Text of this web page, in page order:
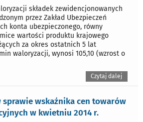
składek zewidencjonowanych
przez Zakład Ubezpieczeń
konta ubezpieczonego, równy
wartości produktu krajowego
za okres ostatnich 5 lat
waloryzacji, wynosi 105,10 (wzrost o
Czytaj dalej
sprawie wskaźnika cen towarów
w kwietniu 2014 r.